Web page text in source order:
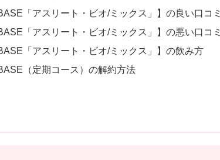
「アスリート・ビオ/ミックス」】の良い口コミ
「アスリート・ビオ/ミックス」】の悪い口コミ
「アスリート・ビオ/ミックス」】の飲み方
（定期コース）の解約方法